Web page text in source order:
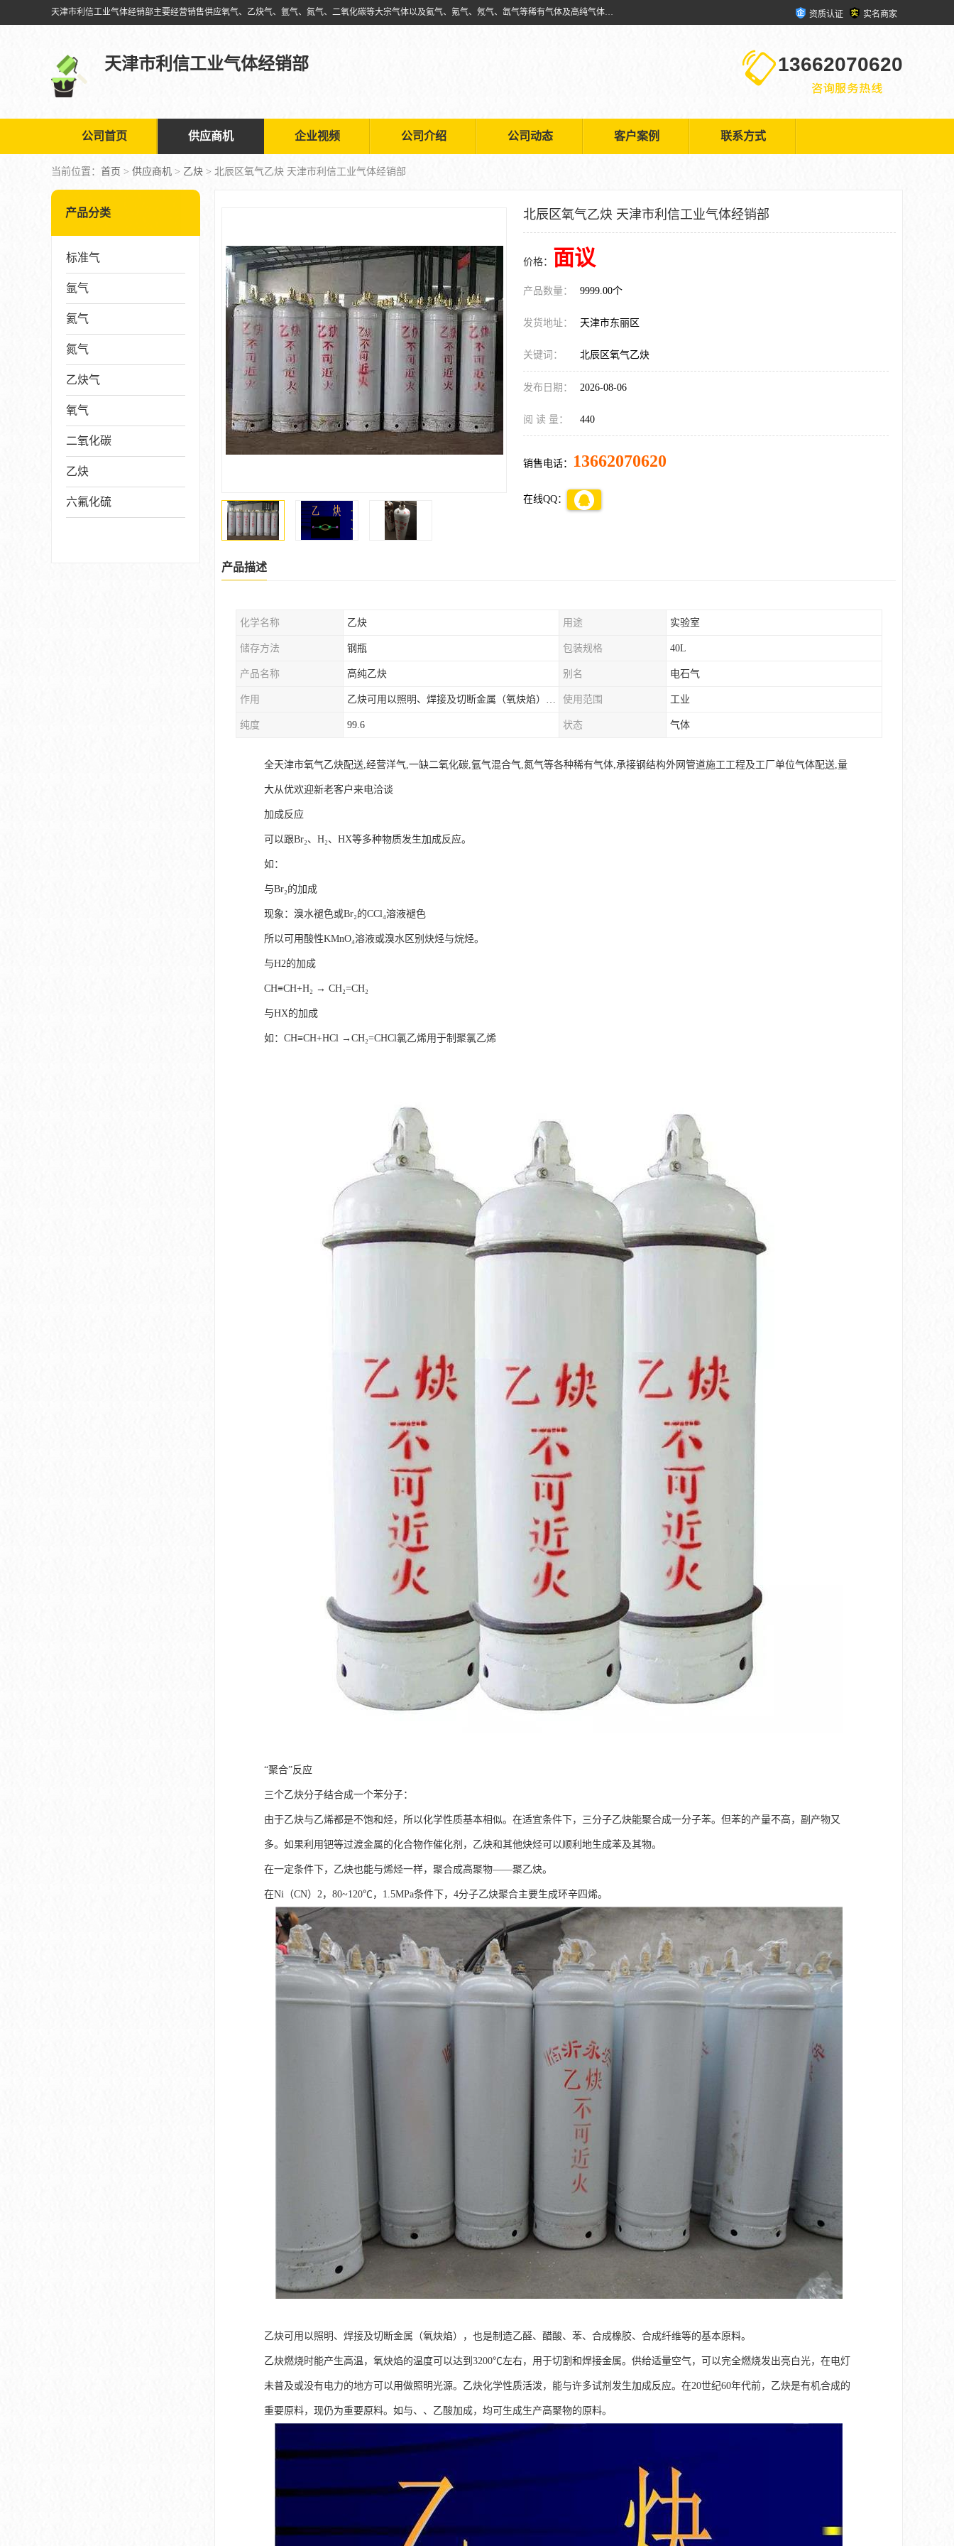
天津市利信工业气体经销部主要经营销售供应氧气、乙炔气、氩气、氮气、二氧化碳等大宗气体以及氦气、氪气、氖气、氙气等稀有气体及高纯气体的配送租赁 资质认证 实名商家
天津市利信工业气体经销部 13662070620
公司首页 供应商机 企业视频 公司介绍 公司动态 客户案例 联系方式
当前位置： 首页 > 供应商机 > 乙炔 > 北辰区氧气乙炔 天津市利信工业气体经销部
产品分类
标准气
氩气
氦气
氮气
乙炔气
氧气
二氧化碳
乙炔
六氟化硫
北辰区氧气乙炔 天津市利信工业气体经销部
价格： 面议
产品数量： 9999.00个
发货地址： 天津市东丽区
关键词： 北辰区氧气乙炔
发布日期： 2026-08-06
阅 读 量： 440
销售电话： 13662070620
在线QQ：
产品描述
化学名称 乙炔 用途 实验室
储存方法 钢瓶 包装规格 40L
产品名称 高纯乙炔 别名 电石气
作用 乙炔可用以照明、焊接及切断金属（氧炔焰），也是制造乙醛、醋酸、苯、合成橡胶、合成纤维等的基本原料。 使用范围 工业
纯度 99.6 状态 气体
全天津市氧气乙炔配送,经营洋气,一缺二氧化碳,氩气混合气,氮气等各种稀有气体,承接钢结构外网管道施工工程及工厂单位气体配送,量
大从优欢迎新老客户来电洽谈
加成反应
可以跟Br₂、H₂、HX等多种物质发生加成反应。
如：
与Br₂的加成
现象：溴水褪色或Br₂的CCl₄溶液褪色
所以可用酸性KMnO₄溶液或溴水区别炔烃与烷烃。
与H2的加成
CH≡CH+H₂ → CH₂=CH₂
与HX的加成
如：CH≡CH+HCl →CH₂=CHCl氯乙烯用于制聚氯乙烯
“聚合”反应
三个乙炔分子结合成一个苯分子：
由于乙炔与乙烯都是不饱和烃，所以化学性质基本相似。在适宜条件下，三分子乙炔能聚合成一分子苯。但苯的产量不高，副产物又
多。如果利用钯等过渡金属的化合物作催化剂，乙炔和其他炔烃可以顺利地生成苯及其物。
在一定条件下，乙炔也能与烯烃一样，聚合成高聚物——聚乙炔。
在Ni（CN）2，80~120℃，1.5MPa条件下，4分子乙炔聚合主要生成环辛四烯。
乙炔可用以照明、焊接及切断金属（氧炔焰），也是制造乙醛、醋酸、苯、合成橡胶、合成纤维等的基本原料。
乙炔燃烧时能产生高温，氧炔焰的温度可以达到3200℃左右，用于切割和焊接金属。供给适量空气，可以完全燃烧发出亮白光，在电灯
未普及或没有电力的地方可以用做照明光源。乙炔化学性质活泼，能与许多试剂发生加成反应。在20世纪60年代前，乙炔是有机合成的
重要原料，现仍为重要原料。如与、、乙酸加成，均可生成生产高聚物的原料。